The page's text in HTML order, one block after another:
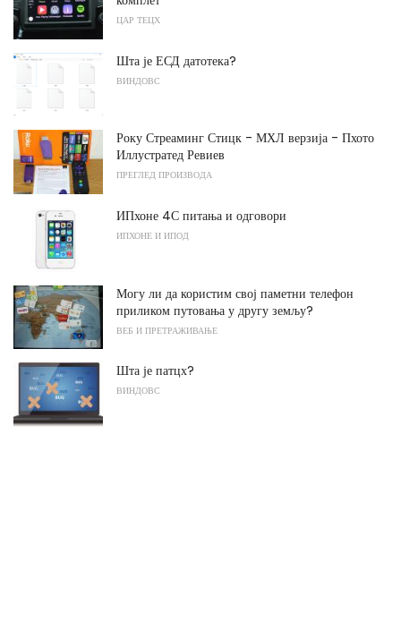
ЦАР ТЕЦХ
Шта је ЕСД датотека?
ВИНДОВС
Року Стреаминг Стицк - МХЛ верзија - Пхото
Иллустратед Ревиев
ПРЕГЛЕД ПРОИЗВОДА
ИПхоне 4С питања и одговори
ИПХОНЕ И ИПОД
Могу ли да користим свој паметни телефон
приликом путовања у другу земљу?
ВЕБ И ПРЕТРАЖИВАЊЕ
Шта је патцх?
ВИНДОВС